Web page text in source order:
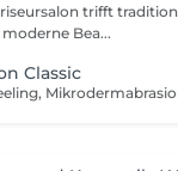
Bea...
Classic